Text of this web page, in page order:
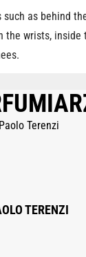
as behind
the wrists, inside
PEEL OIL, CITRUS
OFFICINALE
TERENZI